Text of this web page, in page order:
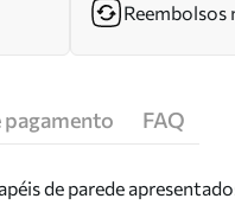
Reembolsos
pagamento FAQ
de parede